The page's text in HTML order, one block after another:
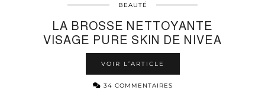
BEAUTÉ
LA BROSSE NETTOYANTE
VISAGE PURE SKIN DE NIVEA
VOIR L’ARTICLE
34 COMMENTAIRES